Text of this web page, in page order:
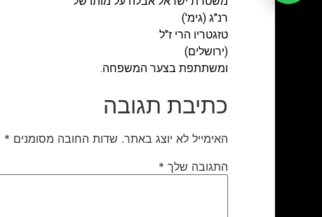
רנ"ג (גימ')
טזגטריו הרי ז"ל
(ירושלים)
ומשתתפת בצער המשפחה.
כתיבת תגובה
האימייל לא יוצג באתר. שדות החובה מסומנים *
התגובה שלך *